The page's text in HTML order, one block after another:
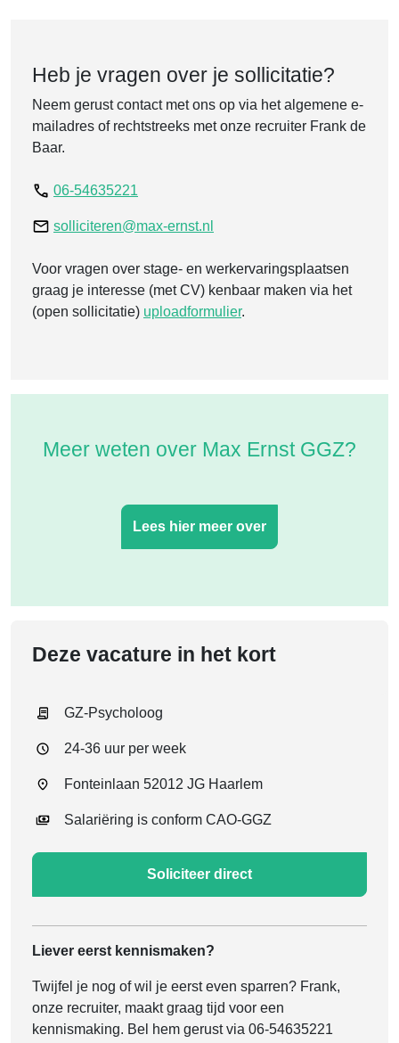
Heb je vragen over je sollicitatie?
Neem gerust contact met ons op via het algemene e-
mailadres of rechtstreeks met onze recruiter Frank de
Baar.
06-54635221
solliciteren@max-ernst.nl
Voor vragen over stage- en werkervaringsplaatsen
graag je interesse (met CV) kenbaar maken via het
(open sollicitatie) uploadformulier.
Meer weten over Max Ernst GGZ?
Lees hier meer over
Deze vacature in het kort
GZ-Psycholoog
24-36 uur per week
Fonteinlaan 52012 JG Haarlem
Salariëring is conform CAO-GGZ
Soliciteer direct
Liever eerst kennismaken?
Twijfel je nog of wil je eerst even sparren? Frank,
onze recruiter, maakt graag tijd voor een
kennismaking. Bel hem gerust via 06-54635221